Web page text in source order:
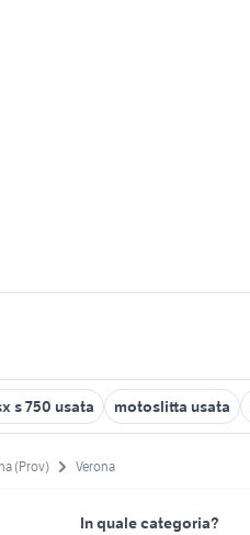
s 750 usata motoslitta usata
(Prov) Verona
In quale categoria?